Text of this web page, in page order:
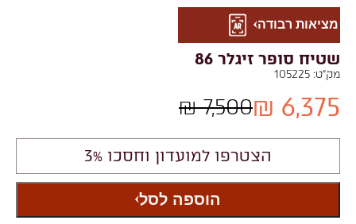
שטיח סופר זיגלר 86
מק"ט: 105225
7,500 ₪ 6,375 ₪
הצטרפו למועדון וחסכו 3%
הוספה לסל
מציאות רבודה